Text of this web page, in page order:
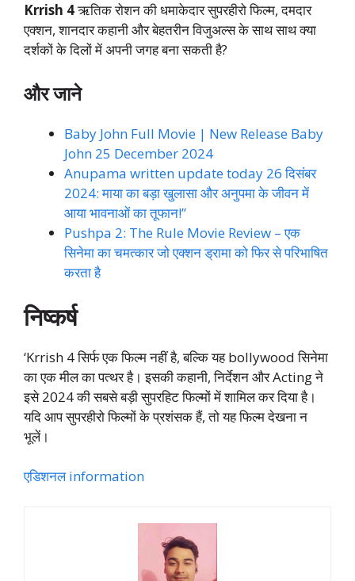
Krrish 4ऋतिक रोशन की धमाकेदार सुपरहीरो फिल्म, दमदार
एक्शन, शानदार कहानी और बेहतरीन विजुअल्स के साथ साथ क्या
दर्शकों के दिलों में अपनी जगह बना सकती है?
और जाने
Baby John Full Movie | New Release Baby
John 25 December 2024
Anupama written update today 26 दिसंबर
2024: माया का बड़ा खुलासा और अनुपमा के जीवन में
आया भावनाओं का तूफान!”
Pushpa 2: The Rule Movie Review – एक
सिनेमा का चमत्कार जो एक्शन ड्रामा को फिर से परिभाषित
करता है
निष्कर्ष
‘Krrish 4 सिर्फ एक फिल्म नहीं है, बल्कि यह bollywood सिनेमा
का एक मील का पत्थर है। इसकी कहानी, निर्देशन और Acting ने
इसे 2024 की सबसे बड़ी सुपरहिट फिल्मों में शामिल कर दिया है।
यदि आप सुपरहीरो फिल्मों के प्रशंसक हैं, तो यह फिल्म देखना न
भूलें।
एडिशनल information